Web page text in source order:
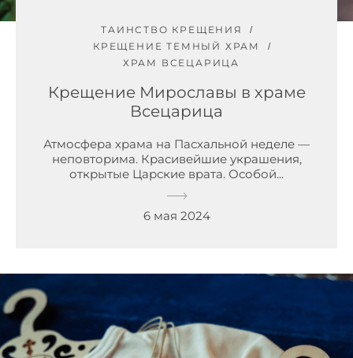
ТАИНСТВО КРЕЩЕНИЯ
КРЕЩЕНИЕ ТЕМНЫЙ ХРАМ
ХРАМ ВСЕЦАРИЦА
Крещение Мирославы в храме
Всецарица
Атмосфера храма на Пасхальной неделе —
неповторима. Красивейшие украшения,
открытые Царские врата. Особой...
6 мая 2024